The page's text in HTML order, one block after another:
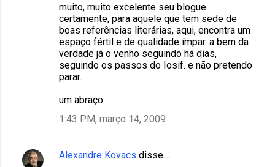
muito, muito excelente seu blogue.
certamente, para aquele que tem sede de
boas referências literárias, aqui, encontra um
espaço fértil e de qualidade ímpar. a bem da
verdade já o venho seguindo há dias,
seguindo os passos do Iosif. e não pretendo
parar.
um abraço.
1:43 PM, março 14, 2009
Alexandre Kovacs disse…